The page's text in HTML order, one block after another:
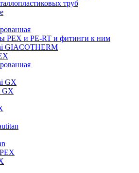
труб
PEX и PE-RT и фитинги к ним
GIACOTHERM
GX
GX